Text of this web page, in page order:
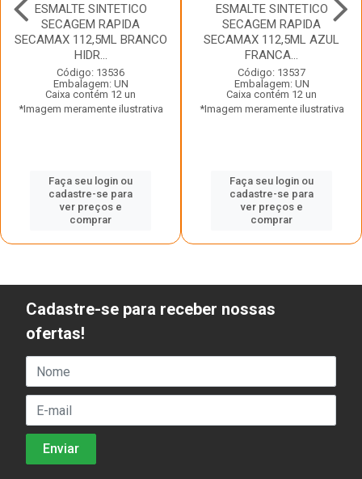
ESMALTE SINTETICO
SECAGEM RAPIDA
SECAMAX 112,5ML BRANCO
HIDR...
Código: 13536
Embalagem: UN
Caixa contém 12 un
*Imagem meramente ilustrativa
Faça seu login ou
cadastre-se para
ver preços e
comprar
ESMALTE SINTETICO
SECAGEM RAPIDA
SECAMAX 112,5ML AZUL
FRANCA...
Código: 13537
Embalagem: UN
Caixa contém 12 un
*Imagem meramente ilustrativa
Faça seu login ou
cadastre-se para
ver preços e
comprar
Cadastre-se para receber nossas
ofertas!